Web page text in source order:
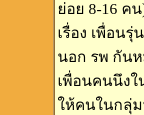
ย่อย 8-16 ค
เรื่อง เพื่อน
นอก รพ กัน
เพื่อนคนนึงใ
ให้คนในกลุ่